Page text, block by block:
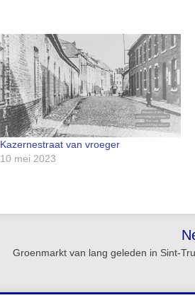
Kazernestraat van vroeger
10 mei 2023
Groenmarkt van lang geleden in Sint-